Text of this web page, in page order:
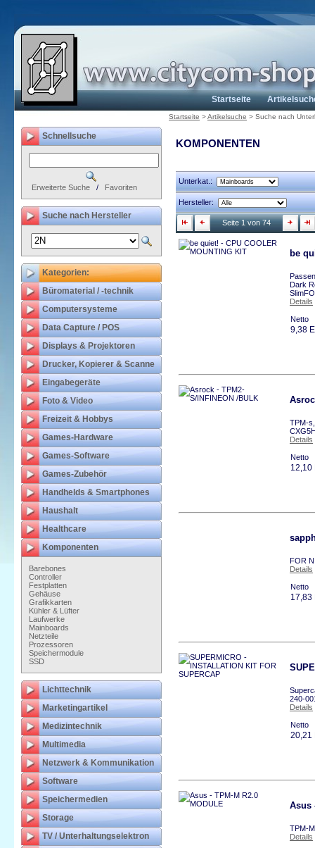
Startseite
Startseite >Artikelsuche > Suche nach
KOMPONENTEN
Unterkat.:
Hersteller:
Seite 1 von 74
be
Dark
Details
Netto
9,38
TPM-
Details
Netto
12,10
FOR
Details
Netto
17,83
240-
Details
Netto
20,21
Asus
TPM-
Details
Schnellsuche
Erweiterte Suche / Favoriten
Suche nach Hersteller
Kategorien:
Büromaterial / -technik
Computersysteme
Data Capture / POS
Displays & Projektoren
Drucker, Kopierer & Scanne
Eingabegeräte
Foto & Video
Freizeit & Hobbys
Games-Hardware
Games-Software
Games-Zubehör
Handhelds & Smartphones
Haushalt
Healthcare
Komponenten
Barebones
Controller
Festplatten
Gehäuse
Grafikkarten
Kühler & Lüfter
Laufwerke
Mainboards
Netzteile
Prozessoren
Speichermodule
SSD
Lichttechnik
Marketingartikel
Medizintechnik
Multimedia
Netzwerk & Kommunikation
Software
Speichermedien
Storage
TV / Unterhaltungselektron